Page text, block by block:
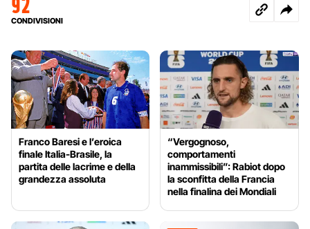
CONDIVISIONI
Franco Baresi e l’eroica
finale Italia-Brasile, la
partita delle lacrime e della
grandezza assoluta
“Vergognoso,
comportamenti
inammissibili”: Rabiot dopo
la sconfitta della Francia
nella finalina dei Mondiali